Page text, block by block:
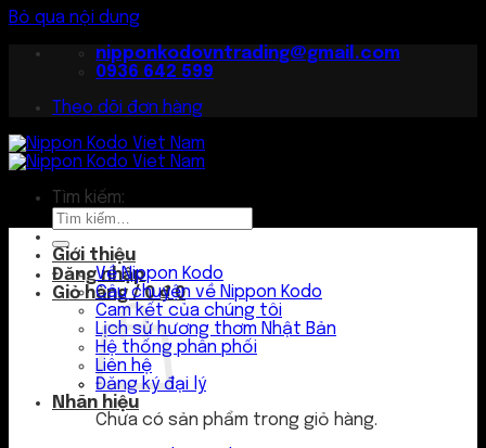
Bỏ qua nội dung
nipponkodovntrading@gmail.com
0936 642 599
Theo dõi đơn hàng
Tìm kiếm:
Đăng nhập
Giỏ hàng /0₫ 0
Chưa có sản phẩm trong giỏ hàng.
Giới thiệu
Về Nippon Kodo
Câu chuyện về Nippon Kodo
Cam kết của chúng tôi
Lịch sử hương thơm Nhật Bản
Hệ thống phân phối
Liên hệ
Đăng ký đại lý
Nhãn hiệu